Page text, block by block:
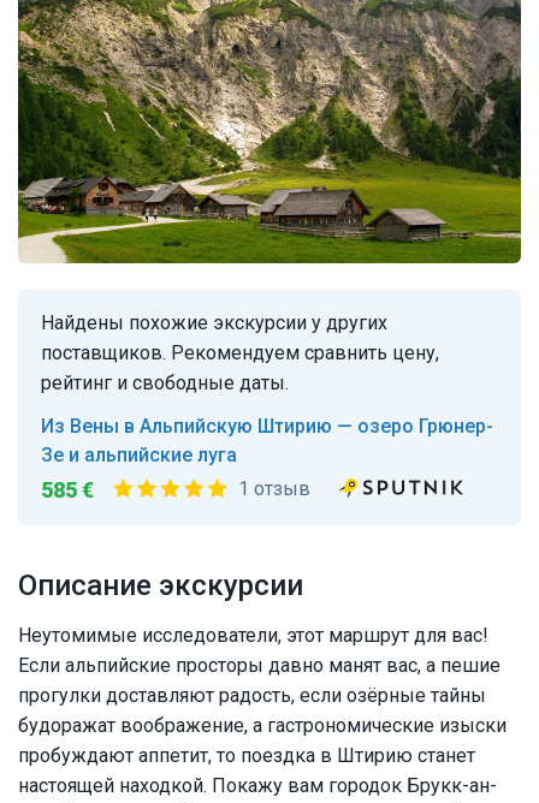
Описание экскурсии
Неутомимые исследователи, этот маршрут для вас!
Если альпийские просторы давно манят вас, а пешие
прогулки доставляют радость, если озёрные тайны
будоражат воображение, а гастрономические изыски
пробуждают аппетит, то поездка в Штирию станет
настоящей находкой. Покажу вам городок Брукк-ан-
Найдены похожие экскурсии у других
поставщиков. Рекомендуем сравнить цену,
рейтинг и свободные даты.
Из Вены в Альпийскую Штирию — озеро Грюнер-
Зе и альпийские луга
585 € 1 отзыв